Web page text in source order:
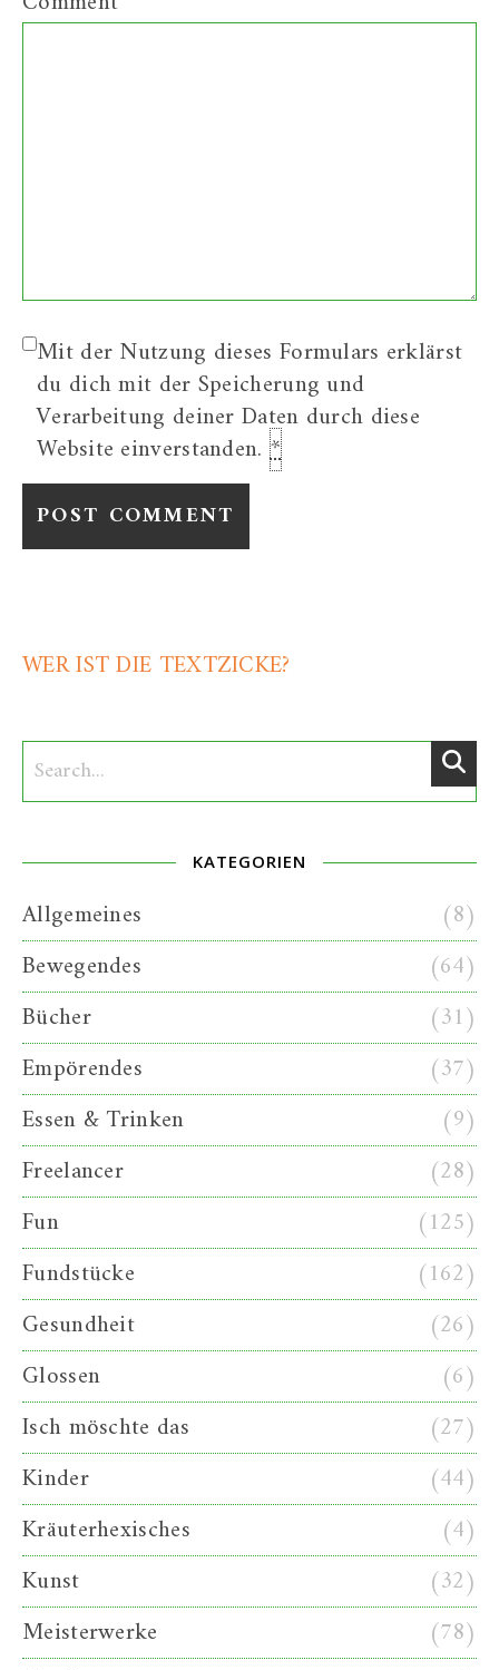
Mit der Nutzung dieses Formulars erklärst
du dich mit der Speicherung und
Verarbeitung deiner Daten durch diese
Website einverstanden. *
WER IST DIE TEXTZICKE?
KATEGORIEN
Allgemeines
(8)
Bewegendes
(64)
Bücher
(31)
Empörendes
(37)
Essen & Trinken
(9)
Freelancer
(28)
Fun
(125)
Fundstücke
(162)
Gesundheit
(26)
Glossen
(6)
Isch möschte das
(27)
Kinder
(44)
Kräuterhexisches
(4)
Kunst
(32)
Meisterwerke
(78)